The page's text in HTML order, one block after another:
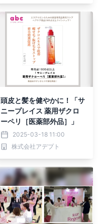
頭皮と髪を健やかに！「サ
ニープレイス 薬用ザクロ
ーペリ［医薬部外品］」
2025-03-18 11:00
株式会社アデプト